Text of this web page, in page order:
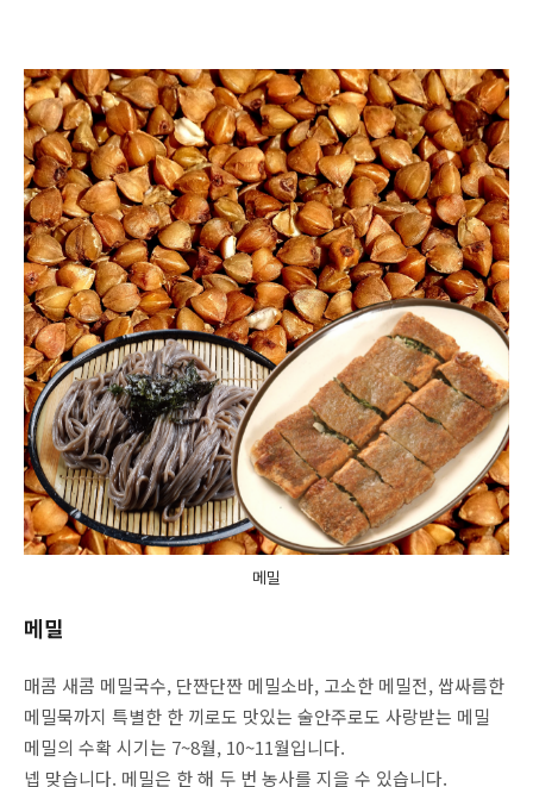
메밀
메밀
매콤 새콤 메밀국수, 단짠단짠 메밀소바, 고소한 메밀전, 쌉싸름한
메밀묵까지 특별한 한 끼로도 맛있는 술안주로도 사랑받는 메밀
메밀의 수확 시기는 7~8월, 10~11월입니다.
넵 맞습니다. 메밀은 한 해 두 번 농사를 지을 수 있습니다.